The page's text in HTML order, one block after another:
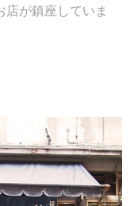
が鎮座していま